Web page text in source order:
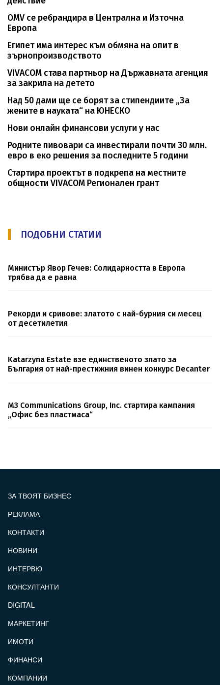
OMV се ребрандира в Централна и Източна
Европа
Египет има интерес към обмяна на опит в
зърнопроизводството
VIVACOM става партньор на Държавната агенция
за закрила на детето
Над 50 дами ще се борят за стипендиите „За
жените в науката“ на ЮНЕСКО
Нови онлайн финансови услуги у нас
Родните пивовари са инвестирали почти 30 млн.
евро в еко решения за последните 5 години
Стартира проектът в подкрепа на местните
общности VIVACOM Регионален грант
ПОДОБНИ СТАТИИ
Министър Явор Гечев: Солидарността в Европа
трябва да е равна
Рекорди и сривове: златото с най-бурния си месец
от десетилетия
Katarzyna Estate взе единственото злато за
България от най-престижния винен конкурс Decanter
M3 Communications Group, Inc. стартира кампания
„Офис без пластмаса“
ЗА ТВОЯТ БИЗНЕС
РЕКЛАМА
КОНТАКТИ
НОВИНИ
ИНТЕРВЮ
КОНСУЛТАНТИ
DIGITAL
МАРКЕТИНГ
ИМОТИ
ФИНАНСИ
КОМПАНИИ